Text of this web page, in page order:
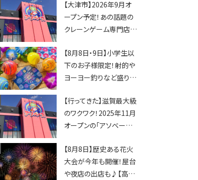
【大津市】2026年9月オ
ープン予定！あの話題の
クレーンゲーム専門店
ってくる！豊郷店に続く滋
賀2店舗目★
【8月8日・9日】小学生以
下のお子様限定！射的や
ヨーヨー釣りなど盛りだ
ちびっこ縁日開催♪【モリ
ーブ】
【行ってきた】滋賀最大級
のワクワク！2025年11月
オープンの「アソベース
レーンゲームで青果や日
用品までゲットできる新
スポット！
【8月8日】歴史ある花火
大会が今年も開催！屋台
や夜店の出店も♪【高宮